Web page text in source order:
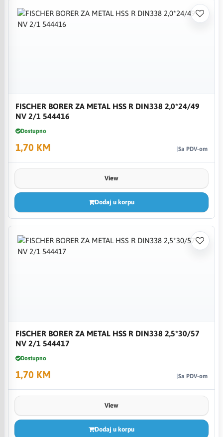
FISCHER BORER ZA METAL HSS R DIN338 2,0*24/49
NV 2/1 544416
Dostupno
1,70 KM Sa PDV-om
View
Dodaj u korpu
FISCHER BORER ZA METAL HSS R DIN338 2,5*30/57
NV 2/1 544417
Dostupno
1,70 KM Sa PDV-om
View
Dodaj u korpu